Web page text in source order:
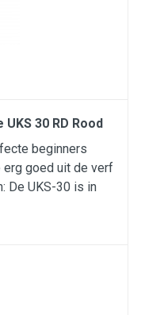
30 RD Rood
beginners
goed uit de verf
De UKS-30 is in